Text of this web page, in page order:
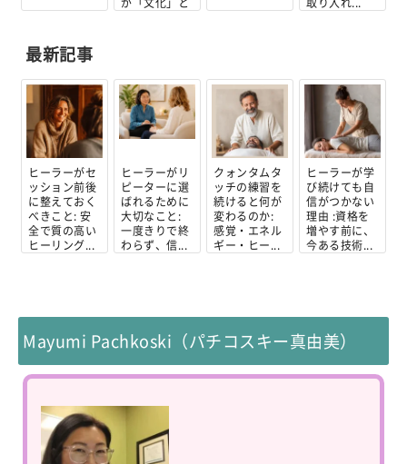
最新記事
ヒーラーがセ
ッション前後
に整えておく
べきこと: 安
全で質の高い
ヒーリング...
ヒーラーがリ
ピーターに選
ばれるために
大切なこと:
一度きりで終
わらず、信...
クォンタムタ
ッチの練習を
続けると何が
変わるのか:
感覚・エネル
ギー・ヒー...
ヒーラーが学
び続けても自
信がつかない
理由 :資格を
増やす前に、
今ある技術...
Mayumi Pachkoski（パチコスキー真由美）